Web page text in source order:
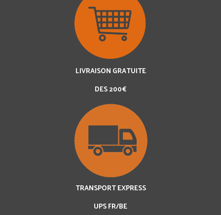
LIVRAISON GRATUITE
DES 200€
TRANSPORT EXPRESS
UPS FR/BE